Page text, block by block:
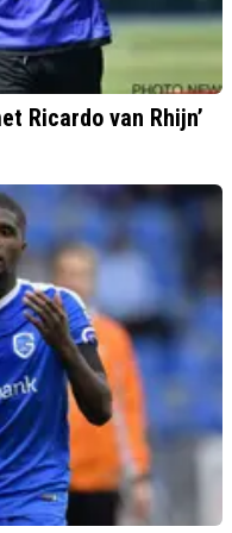
Ricardo van Rhijn’